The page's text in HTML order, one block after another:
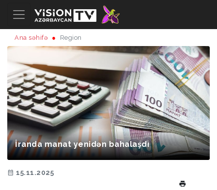
Ana səhifə Region
İranda manat yenidən bahalaşdı
15.11.2025